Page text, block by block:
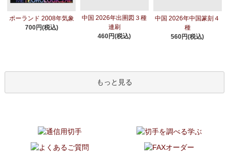
ポーランド 2008年気象
700円(税込)
中国 2026年出圉図３種
連刷
460円(税込)
中国 2026年中国篆刻４
種
560円(税込)
もっと見る